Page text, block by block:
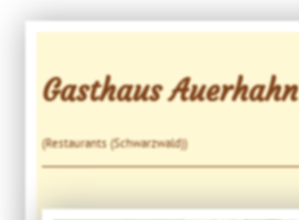
Gasthaus Auerhahn
(Restaurants (Schwarzwald))